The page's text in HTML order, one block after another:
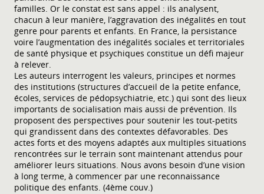
familles. Or le constat est sans appel : ils analysent,
chacun à leur manière, l’aggravation des inégalités en tout
genre pour parents et enfants. En France, la persistance
voire l’augmentation des inégalités sociales et territoriales
de santé physique et psychiques constitue un défi majeur
à relever.
Les auteurs interrogent les valeurs, principes et normes
des institutions (structures d’accueil de la petite enfance,
écoles, services de pédopsychiatrie, etc.) qui sont des lieux
importants de socialisation mais aussi de prévention. Ils
proposent des perspectives pour soutenir les tout-petits
qui grandissent dans des contextes défavorables. Des
actes forts et des moyens adaptés aux multiples situations
rencontrées sur le terrain sont maintenant attendus pour
améliorer leurs situations. Nous avons besoin d’une vision
à long terme, à commencer par une reconnaissance
politique des enfants. (4ème couv.)